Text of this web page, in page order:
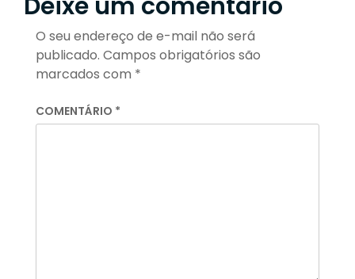
O seu endereço de e-mail não será
publicado. Campos obrigatórios são
marcados com *
COMENTÁRIO *